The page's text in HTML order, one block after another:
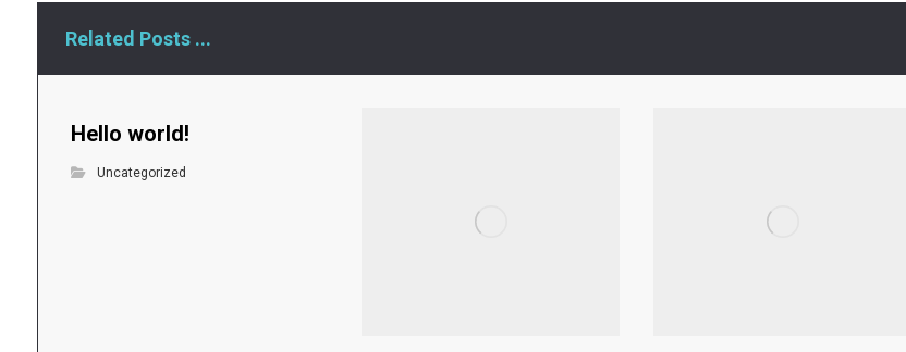
Related Posts ...
Hello world!
Uncategorized